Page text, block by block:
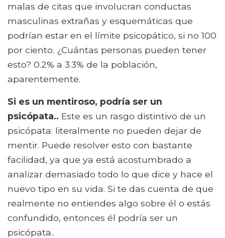
malas de citas que involucran conductas
masculinas extrañas y esquemáticas que
podrían estar en el límite psicopático, si no 100
por ciento. ¿Cuántas personas pueden tener
esto? 0.2% a 3.3% de la población,
aparentemente.
Si es un mentiroso, podría ser un
psicópata.. Este es un rasgo distintivo de un
psicópata: literalmente no pueden dejar de
mentir. Puede resolver esto con bastante
facilidad, ya que ya está acostumbrado a
analizar demasiado todo lo que dice y hace el
nuevo tipo en su vida. Si te das cuenta de que
realmente no entiendes algo sobre él o estás
confundido, entonces él podría ser un
psicópata..